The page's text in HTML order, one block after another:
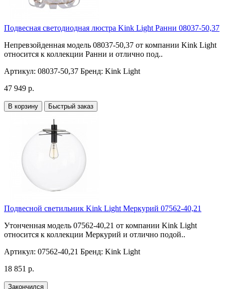
Подвесная светодиодная люстра Kink Light Ранни 08037-50,37
Непревзойденная модель 08037-50,37 от компании Kink Light
относится к коллекции Ранни и отлично под..
Артикул: 08037-50,37 Бренд: Kink Light
47 949 р.
В корзину Быстрый заказ
Подвесной светильник Kink Light Меркурий 07562-40,21
Утонченная модель 07562-40,21 от компании Kink Light
относится к коллекции Меркурий и отлично подой..
Артикул: 07562-40,21 Бренд: Kink Light
18 851 р.
Закончился